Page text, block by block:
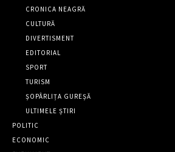
CRONICA NEAGRĂ
CULTURĂ
DIVERTISMENT
EDITORIAL
SPORT
TURISM
ȘOPÂRLIȚA GUREȘĂ
ULTIMELE ȘTIRI
POLITIC
ECONOMIC